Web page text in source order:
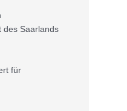
des Saarlands
für